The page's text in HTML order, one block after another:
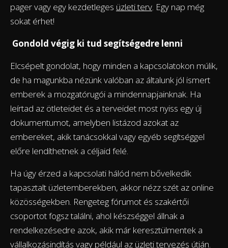
pager vagy egy kezdetleges üzleti terv. Egy nap még
sokat érhet!
Gondold végig ki tud segítségedre lenni
Elcsépelt gondolat, hogy minden a kapcsolatokon múlik,
de ha magunkba nézünk valóban az általunk jól ismert
emberek a mozgatórugói a mindennapjainknak. Ha
leírtad az ötleteidet és a terveidet most nyiss egy új
dokumentumot, amelyben listázod azokat az
embereket, akik tanácsokkal vagy egyéb segítséggel
előre lendíthetnek a céljaid felé.
Ha úgy érzed a kapcsolati hálód nem bővelkedik
tapasztalt üzletemberekben, akkor nézz szét az online
közösségekben. Rengeteg fórumot és szakértői
csoportot fogsz találni, ahol készséggel állnak a
rendelkezésedre azok, akik már keresztülmentek a
vállalkozásindítás vagy például az üzleti tervezés útján.